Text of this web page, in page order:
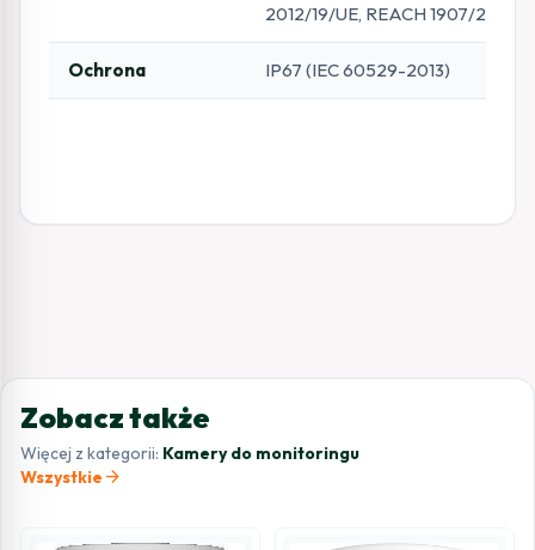
2012/19/UE, REACH 1907/2006
Ochrona IP67 (IEC 60529-2013)
Zobacz także
Więcej z kategorii: Kamery do monitoringu
Wszystkie arrow_forward